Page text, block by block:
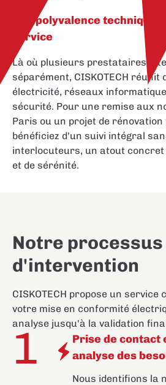
Une polyvalence technique
service
Là où plusieurs prestataires
séparément, CISKOTECH réunit
électricité, réseaux
sécurité. Pour une remise aux
Paris ou un projet de rénovation
bénéficiez d'un suivi intégral
interlocuteurs, un atout
et de sérénité.
Notre processus
d'intervention
CISKOTECH propose un service
votre mise en conformité
analyse jusqu'à la validation
1
Prise de contact
analyse des
Nous identifions la